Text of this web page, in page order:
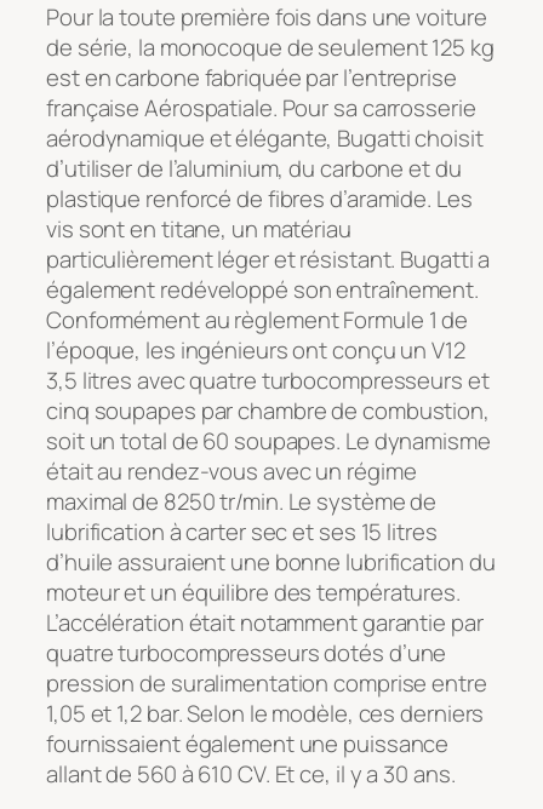
Pour la toute première fois dans une voiture
de série, la monocoque de seulement 125 kg
est en carbone fabriquée par l’entreprise
française Aérospatiale. Pour sa carrosserie
aérodynamique et élégante, Bugatti choisit
d’utiliser de l’aluminium, du carbone et du
plastique renforcé de fibres d’aramide. Les
vis sont en titane, un matériau
particulièrement léger et résistant. Bugatti a
également redéveloppé son entraînement.
Conformément au règlement Formule 1 de
l’époque, les ingénieurs ont conçu un V12
3,5 litres avec quatre turbocompresseurs et
cinq soupapes par chambre de combustion,
soit un total de 60 soupapes. Le dynamisme
était au rendez-vous avec un régime
maximal de 8250 tr/min. Le système de
lubrification à carter sec et ses 15 litres
d’huile assuraient une bonne lubrification du
moteur et un équilibre des températures.
L’accélération était notamment garantie par
quatre turbocompresseurs dotés d’une
pression de suralimentation comprise entre
1,05 et 1,2 bar. Selon le modèle, ces derniers
fournissaient également une puissance
allant de 560 à 610 CV. Et ce, il y a 30 ans.